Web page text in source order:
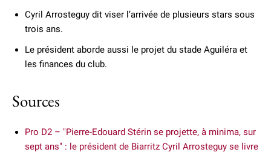
Cyril Arrosteguy dit viser l’arrivée de plusieurs stars sous
trois ans.
Le président aborde aussi le projet du stade Aguiléra et
les finances du club.
Sources
Pro D2 – "Pierre-Edouard Stérin se projette, à minima, sur
sept ans" : le président de Biarritz Cyril Arrosteguy se livre